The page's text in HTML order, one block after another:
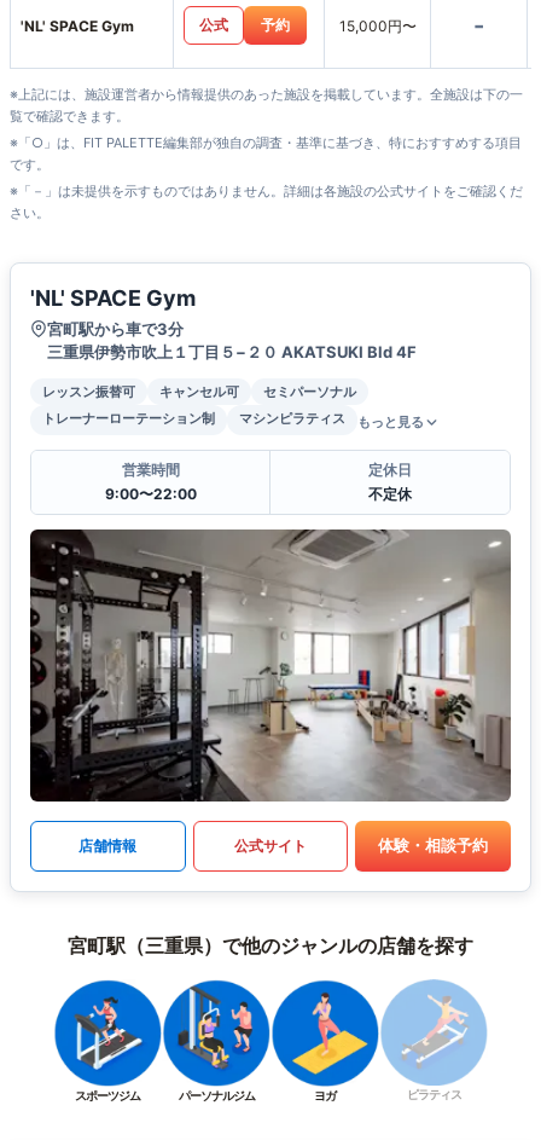
'NL' SPACE Gym 公式 予約 15,000円〜 -
※上記には、施設運営者から情報提供のあった施設を掲載しています。全施設は下の一
覧で確認できます。
※「○」は、FIT PALETTE編集部が独自の調査・基準に基づき、特におすすめする項目
です。
※「－」は未提供を示すものではありません。詳細は各施設の公式サイトをご確認くだ
さい。
'NL' SPACE Gym
宮町駅から車で3分
三重県伊勢市吹上１丁目５−２０ AKATSUKI Bld 4F
レッスン振替可 キャンセル可
セミパーソナル
トレーナーローテーション制
マシンピラティス もっと見る
営業時間
9:00〜22:00
定休日
不定休
店舗情報 公式サイト 体験・相談予約
宮町駅（三重県）で他のジャンルの店舗を探す
スポーツジム パーソナルジム ヨガ ピラティス